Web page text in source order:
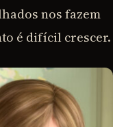
nos fazem
é difícil crescer.